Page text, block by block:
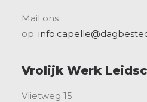
Mail ons
op:
Vrolijk Werk
Vlietweg 15